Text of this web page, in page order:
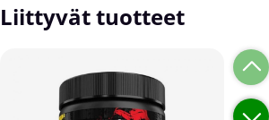
Liittyvät tuotteet